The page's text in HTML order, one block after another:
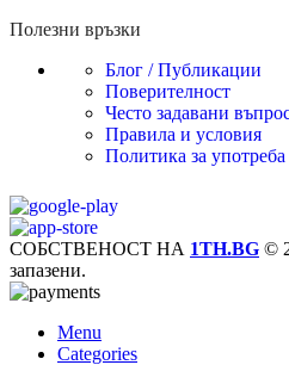
Полезни връзки
Блог / Публикации
Поверителност
Често задавани
Правила и условия
Политика за
СОБСТВЕНОСТ НА 1TH.BG ©
запазени.
Menu
Categories